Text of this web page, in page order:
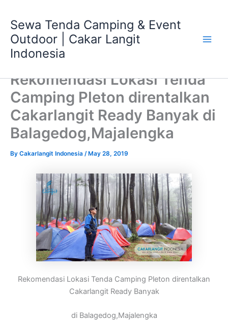
content
Sewa Tenda Camping & Event
Outdoor | Cakar Langit
Indonesia
Rekomendasi Lokasi Tenda
Camping Pleton direntalkan
Cakarlangit Ready Banyak di
Balagedog,Majalengka
By Cakarlangit Indonesia / May 28, 2019
Rekomendasi Lokasi Tenda Camping Pleton direntalkan
Cakarlangit Ready Banyak
di Balagedog,Majalengka